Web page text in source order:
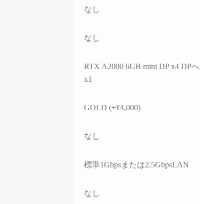
なし
なし
RTX A2000 6GB mini DP x4 DP
x1
GOLD (+¥4,000)
なし
標準1Gbpsまたは2.5GbpsLAN
なし